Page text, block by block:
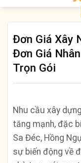
Đơn Giá Xây
Đơn Giá
Trọn Gói
Nhu cầu xây
tăng mạnh, đặc
Sa Đéc, Hồng
sự biến động về